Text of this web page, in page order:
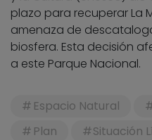
plazo para recuperar La
amenaza de
biosfera. Esta decisión
a este Parque Nacional.
Espacio Natural
Plan
Situación